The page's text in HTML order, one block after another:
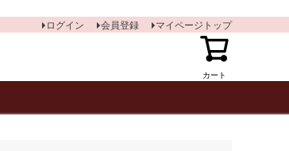
カート
ログイン 会員登録 マイページトップ